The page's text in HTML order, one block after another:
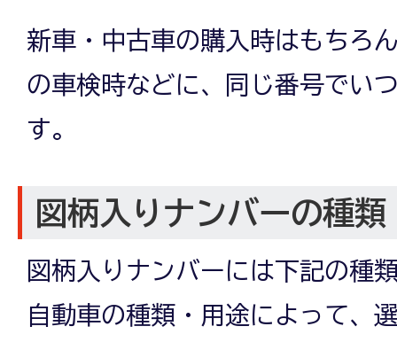
新車・中古車の購入時はもちろ
の車検時などに、同じ番号でい
す。
図柄入りナンバーの種類
図柄入りナンバーには下記の種
自動車の種類・用途によって、